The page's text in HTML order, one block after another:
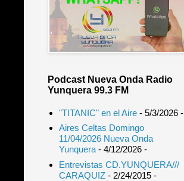
Podcast Nueva Onda Radio
Yunquera 99.3 FM
"TITANIC" en el Aire- 5/3/2026-
Aires Celtas Domingo
11/04/2026 Nueva Onda
Yunquera- 4/12/2026-
Entrevistas CD.YUNQUERA///
CARAQUIZ- 2/24/2015-